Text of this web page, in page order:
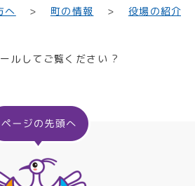
へ 町の情報 役場の紹介
ルしてご覧ください ?